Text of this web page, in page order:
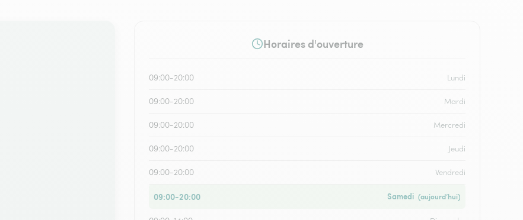
Horaires d'ouverture
09:00-20:00 Lundi
09:00-20:00 Mardi
09:00-20:00 Mercredi
09:00-20:00 Jeudi
09:00-20:00 Vendredi
09:00-20:00 Samedi (aujourd’hui)